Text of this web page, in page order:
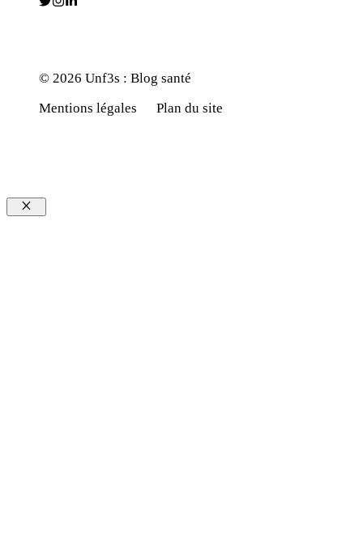
© 2026 Unf3s : Blog santé
Mentions légales
Plan du site
Fermer